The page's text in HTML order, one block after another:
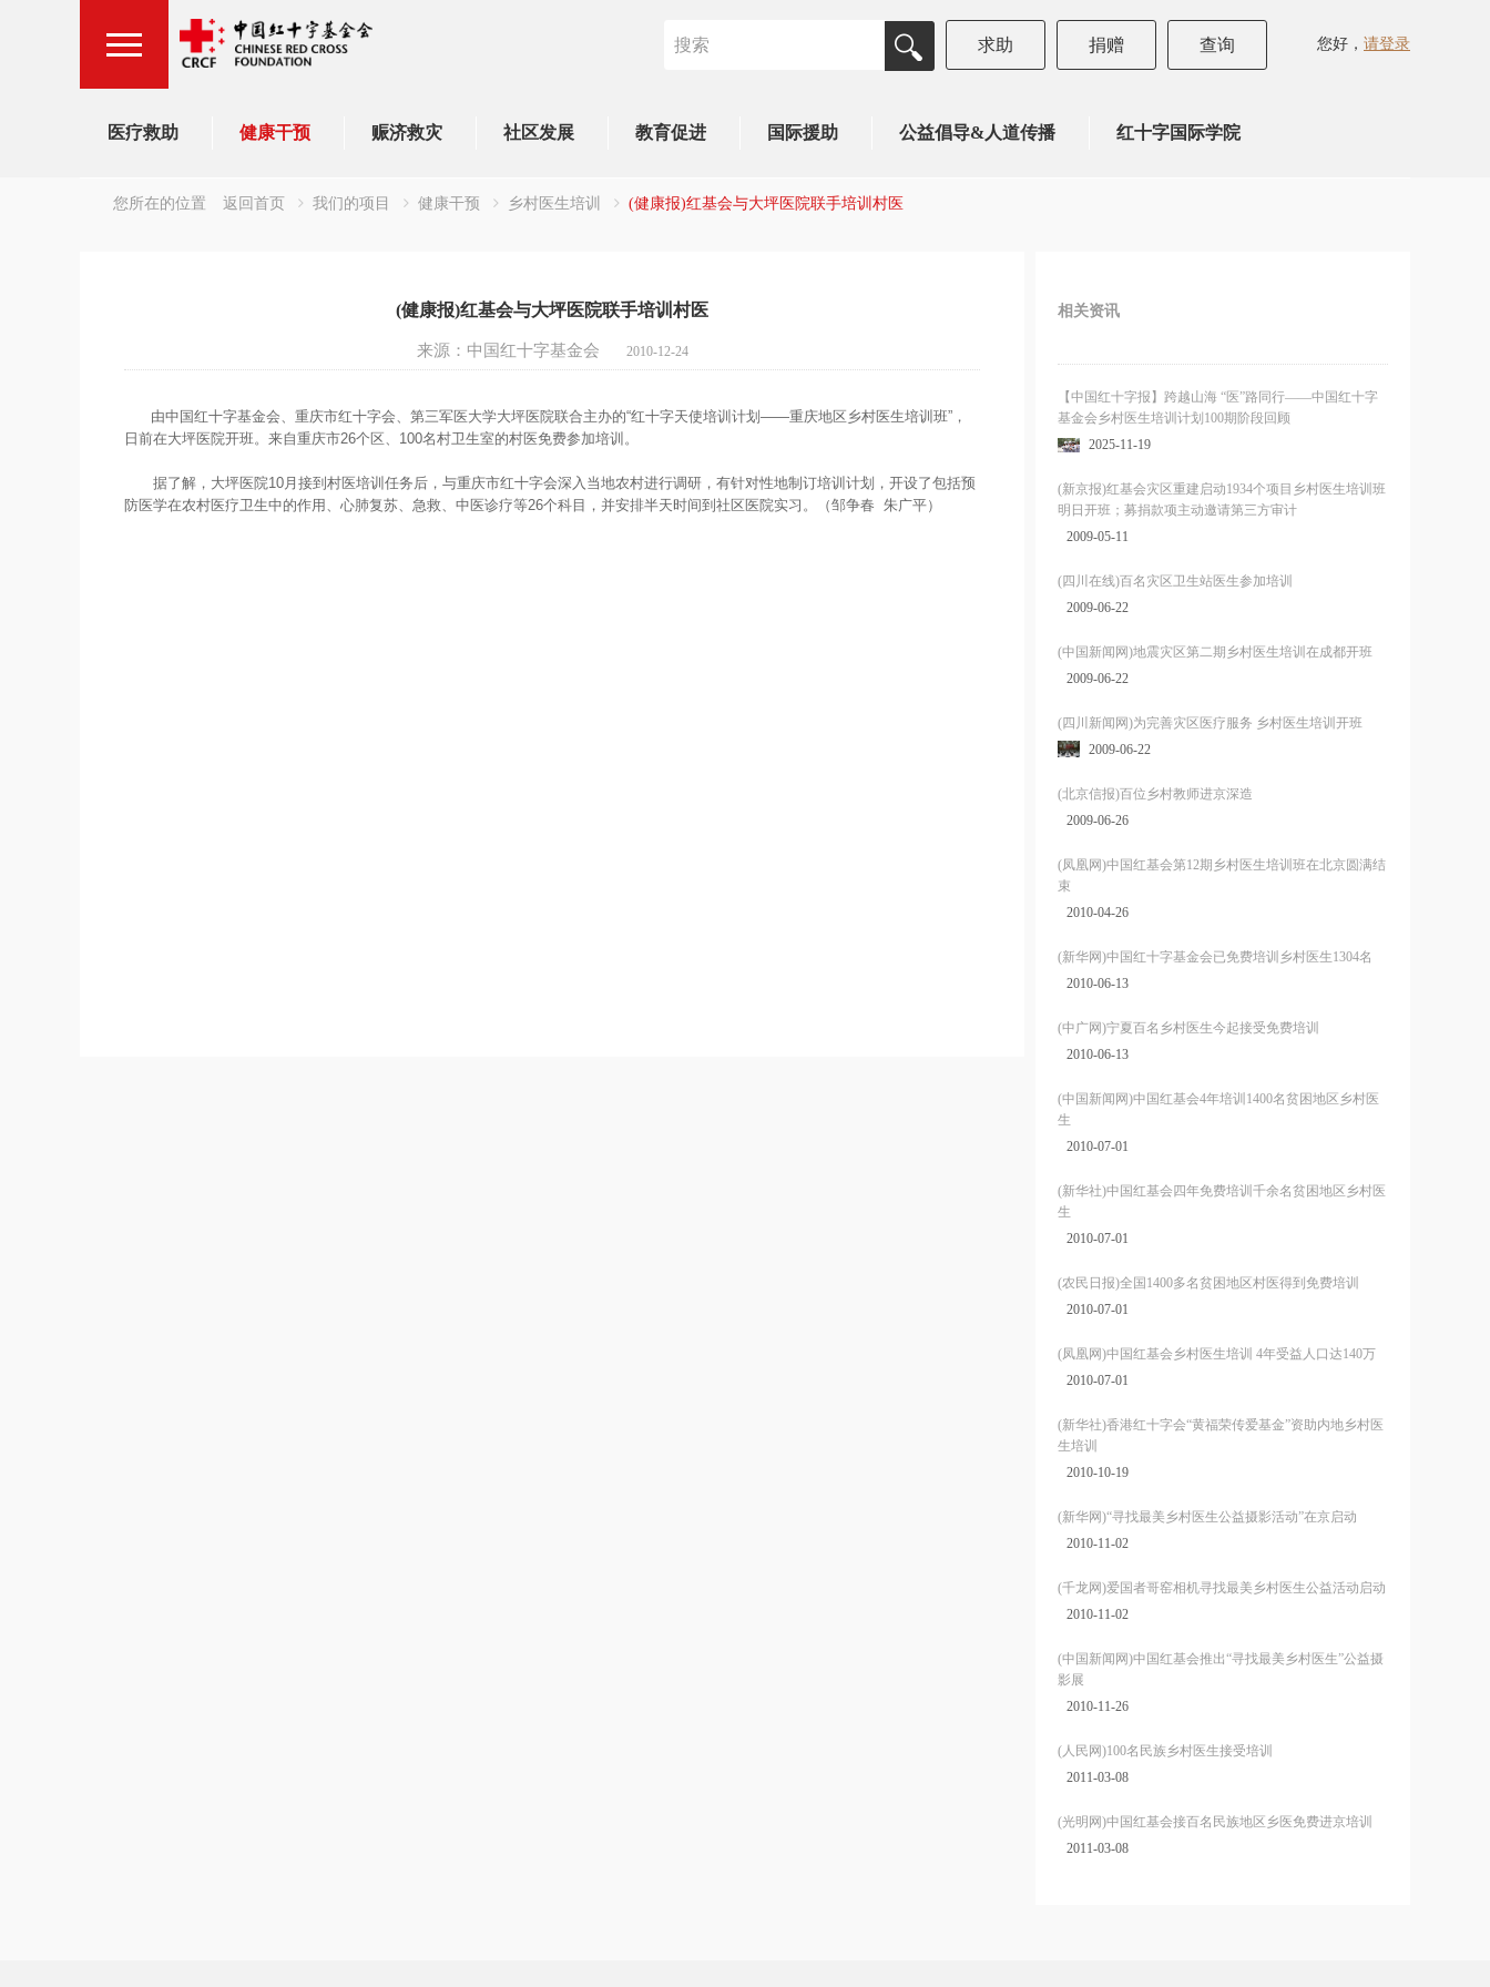
您好， 请登录
查询
捐赠
求助
医疗救助 健康干预 赈济救灾 社区发展 教育促进 国际援助 公益倡导&人道传播 红十字国际学院
您所在的位置 返回首页 我们的项目 健康干预 乡村医生培训 (健康报)红基会与大坪医院联手培训村医
(健康报)红基会与大坪医院联手培训村医
来源：中国红十字基金会 2010-12-24
由中国红十字基金会、重庆市红十字会、第三军医大学大坪医院联合主办的“红十字天使培训计划——重庆地区乡村医生培训班”，
日前在大坪医院开班。来自重庆市26个区、100名村卫生室的村医免费参加培训。
据了解，大坪医院10月接到村医培训任务后，与重庆市红十字会深入当地农村进行调研，有针对性地制订培训计划，开设了包括预
防医学在农村医疗卫生中的作用、心肺复苏、急救、中医诊疗等26个科目，并安排半天时间到社区医院实习。（邹争春 朱广平）
相关资讯
【中国红十字报】跨越山海 “医”路同行——中国红十字
基金会乡村医生培训计划100期阶段回顾
2025-11-19
(新京报)红基会灾区重建启动1934个项目乡村医生培训班
明日开班；募捐款项主动邀请第三方审计
2009-05-11
(四川在线)百名灾区卫生站医生参加培训
2009-06-22
(中国新闻网)地震灾区第二期乡村医生培训在成都开班
2009-06-22
(四川新闻网)为完善灾区医疗服务 乡村医生培训开班
2009-06-22
(北京信报)百位乡村教师进京深造
2009-06-26
(凤凰网)中国红基会第12期乡村医生培训班在北京圆满结
束
2010-04-26
(新华网)中国红十字基金会已免费培训乡村医生1304名
2010-06-13
(中广网)宁夏百名乡村医生今起接受免费培训
2010-06-13
(中国新闻网)中国红基会4年培训1400名贫困地区乡村医
生
2010-07-01
(新华社)中国红基会四年免费培训千余名贫困地区乡村医
生
2010-07-01
(农民日报)全国1400多名贫困地区村医得到免费培训
2010-07-01
(凤凰网)中国红基会乡村医生培训 4年受益人口达140万
2010-07-01
(新华社)香港红十字会“黄福荣传爱基金”资助内地乡村医
生培训
2010-10-19
(新华网)“寻找最美乡村医生公益摄影活动”在京启动
2010-11-02
(千龙网)爱国者哥窑相机寻找最美乡村医生公益活动启动
2010-11-02
(中国新闻网)中国红基会推出“寻找最美乡村医生”公益摄
影展
2010-11-26
(人民网)100名民族乡村医生接受培训
2011-03-08
(光明网)中国红基会接百名民族地区乡医免费进京培训
2011-03-08